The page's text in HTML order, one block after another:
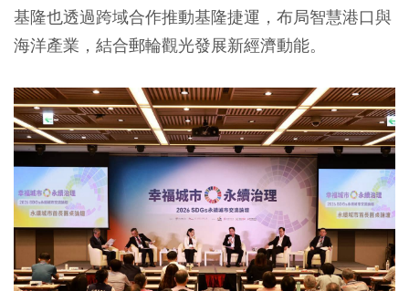
基隆也透過跨域合作推動基隆捷運，布局智慧港口與
海洋產業，結合郵輪觀光發展新經濟動能。